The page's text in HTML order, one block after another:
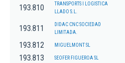
193.810
TRANSPORTS I LOGISTICA
LLADO S.L.
193.811
DIDAC CNC SOCIEDAD
LIMITADA.
193.812 MIGUELMONT SL
193.813 SEOFER FIGUEROA SL